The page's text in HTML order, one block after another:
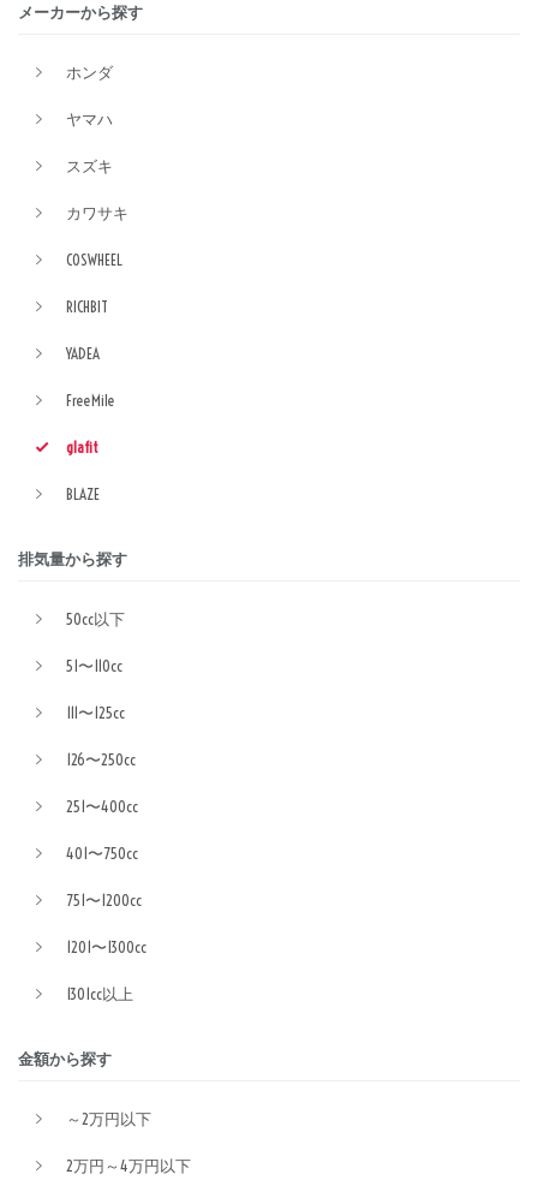
メーカーから探す
ホンダ
ヤマハ
スズキ
カワサキ
COSWHEEL
RICHBIT
YADEA
FreeMile
glafit
BLAZE
排気量から探す
50cc以下
51〜110cc
111〜125cc
126〜250cc
251〜400cc
401〜750cc
751〜1200cc
1201〜1300cc
1301cc以上
金額から探す
～2万円以下
2万円～4万円以下